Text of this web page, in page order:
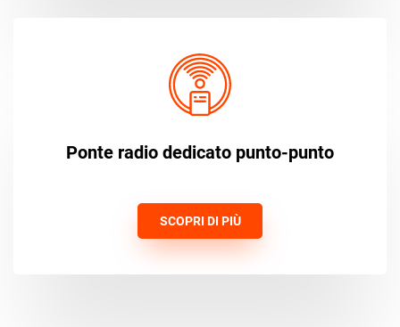
Ponte radio dedicato punto-punto
SCOPRI DI PIÙ